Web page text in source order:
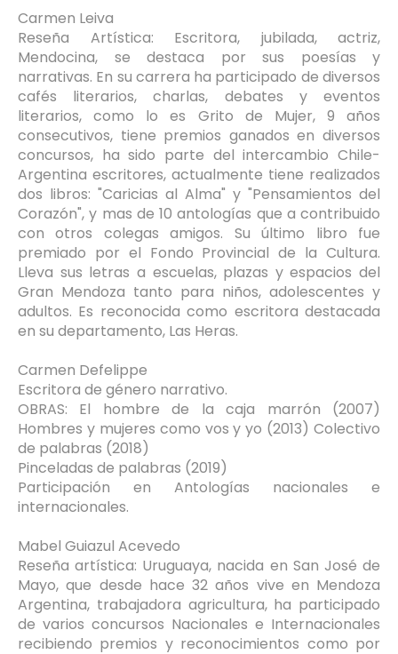
Carmen Leiva
Reseña Artística: Escritora, jubilada, actriz,
Mendocina, se destaca por sus poesías y
narrativas. En su carrera ha participado de diversos
cafés literarios, charlas, debates y eventos
literarios, como lo es Grito de Mujer, 9 años
consecutivos, tiene premios ganados en diversos
concursos, ha sido parte del intercambio Chile-
Argentina escritores, actualmente tiene realizados
dos libros: "Caricias al Alma" y "Pensamientos del
Corazón", y mas de 10 antologías que a contribuido
con otros colegas amigos. Su último libro fue
premiado por el Fondo Provincial de la Cultura.
Lleva sus letras a escuelas, plazas y espacios del
Gran Mendoza tanto para niños, adolescentes y
adultos. Es reconocida como escritora destacada
en su departamento, Las Heras.
Carmen Defelippe
Escritora de género narrativo.
OBRAS: El hombre de la caja marrón (2007)
Hombres y mujeres como vos y yo (2013) Colectivo
de palabras (2018)
Pinceladas de palabras (2019)
Participación en Antologías nacionales e
internacionales.
Mabel Guiazul Acevedo
Reseña artística: Uruguaya, nacida en San José de
Mayo, que desde hace 32 años vive en Mendoza
Argentina, trabajadora agricultura, ha participado
de varios concursos Nacionales e Internacionales
recibiendo premios y reconocimientos como por